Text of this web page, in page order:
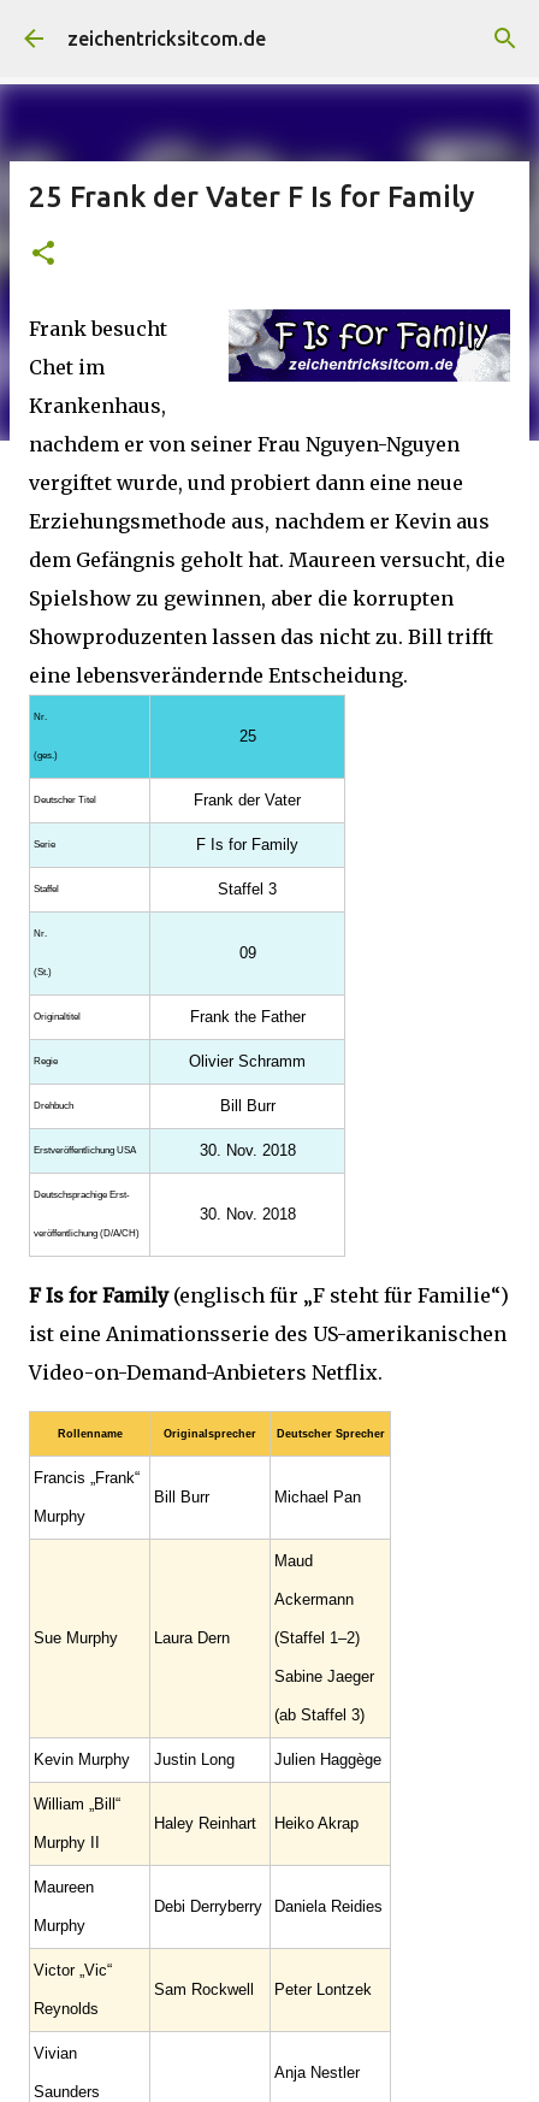
Direkt zum Hauptbereich
zeichentricksitcom.de
25 Frank der Vater F Is for Family
Frank besucht
Chet im
Krankenhaus,
nachdem er von seiner Frau Nguyen-Nguyen
vergiftet wurde, und probiert dann eine neue
Erziehungsmethode aus, nachdem er Kevin aus
dem Gefängnis geholt hat. Maureen versucht, die
Spielshow zu gewinnen, aber die korrupten
Showproduzenten lassen das nicht zu. Bill trifft
eine lebensverändernde Entscheidung.
Nr.
(ges.)
25
Deutscher Titel Frank der Vater
Serie F Is for Family
Staffel Staffel 3
Nr.
(St.)
09
Original­titel Frank the Father
Regie Olivier Schramm
Drehbuch Bill Burr
Erst­veröffent­lichung USA 30. Nov. 2018
Deutsch­sprachige Erst­
veröffent­lichung (D/A/CH)
30. Nov. 2018
F Is for Family(englisch für „F steht für Familie“)
ist eine Animationsserie des US-amerikanischen
Video-on-Demand-Anbieters Netflix.
Rollenname Originalsprecher Deutscher Sprecher
Francis „Frank“
Murphy
Bill Burr Michael Pan
Sue Murphy Laura Dern
Maud
Ackermann
(Staffel 1–2)
Sabine Jaeger
(ab Staffel 3)
Kevin Murphy Justin Long Julien Haggège
William „Bill“
Murphy II
Haley Reinhart Heiko Akrap
Maureen
Murphy
Debi Derryberry Daniela Reidies
Victor „Vic“
Reynolds
Sam Rockwell Peter Lontzek
Vivian
Saunders
Anja Nestler